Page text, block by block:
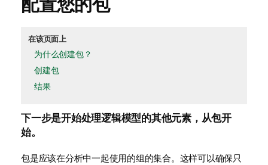
在该页面上
为什么创建包？
创建包
结果
下一步是开始处理逻辑模型的其他元素，从包开
始。
包是应该在分析中一起使用的组的集合。这样可以确保只